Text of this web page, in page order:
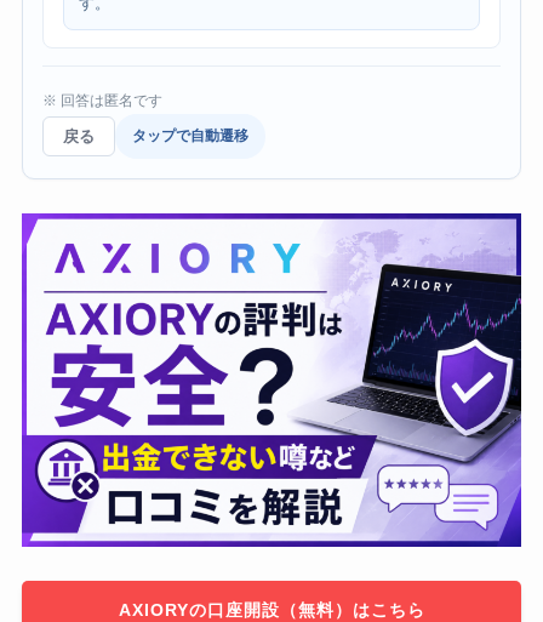
※ 回答は匿名です
戻る タップで自動遷移
AXIORYの口座開設（無料）はこちら